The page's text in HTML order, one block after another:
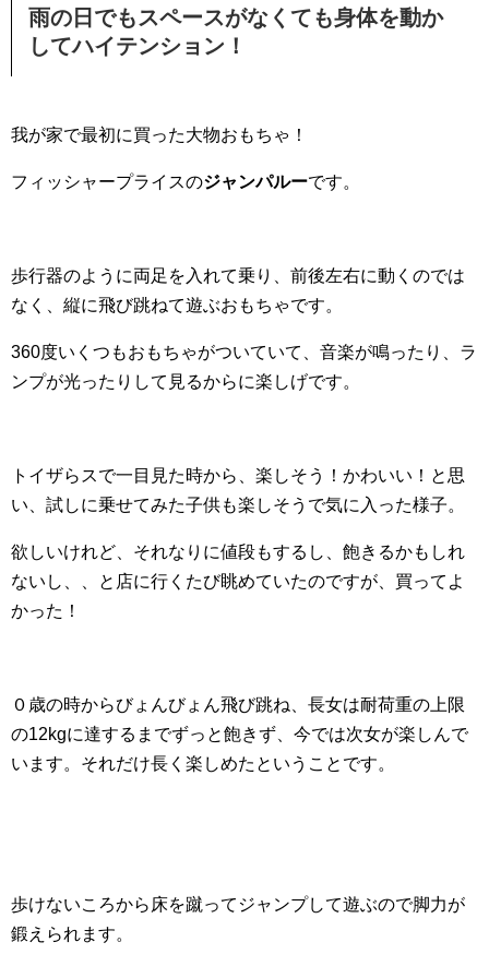
雨の日でもスペースがなくても身体を動か
してハイテンション！
我が家で最初に買った大物おもちゃ！
フィッシャープライスのジャンパルーです。
歩行器のように両足を入れて乗り、前後左右に動くのでは
なく、縦に飛び跳ねて遊ぶおもちゃです。
360度いくつもおもちゃがついていて、音楽が鳴ったり、ラ
ンプが光ったりして見るからに楽しげです。
トイザらスで一目見た時から、楽しそう！かわいい！と思
い、試しに乗せてみた子供も楽しそうで気に入った様子。
欲しいけれど、それなりに値段もするし、飽きるかもしれ
ないし、、と店に行くたび眺めていたのですが、買ってよ
かった！
０歳の時からびょんびょん飛び跳ね、長女は耐荷重の上限
の12kgに達するまでずっと飽きず、今では次女が楽しんで
います。それだけ長く楽しめたということです。
歩けないころから床を蹴ってジャンプして遊ぶので脚力が
鍛えられます。